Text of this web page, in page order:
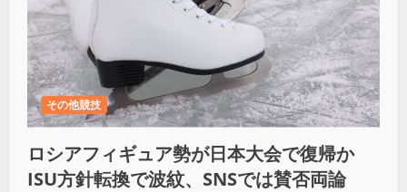
その他競技
ロシアフィギュア勢が日本大会で復帰か
ISU方針転換で波紋、SNSでは賛否両論